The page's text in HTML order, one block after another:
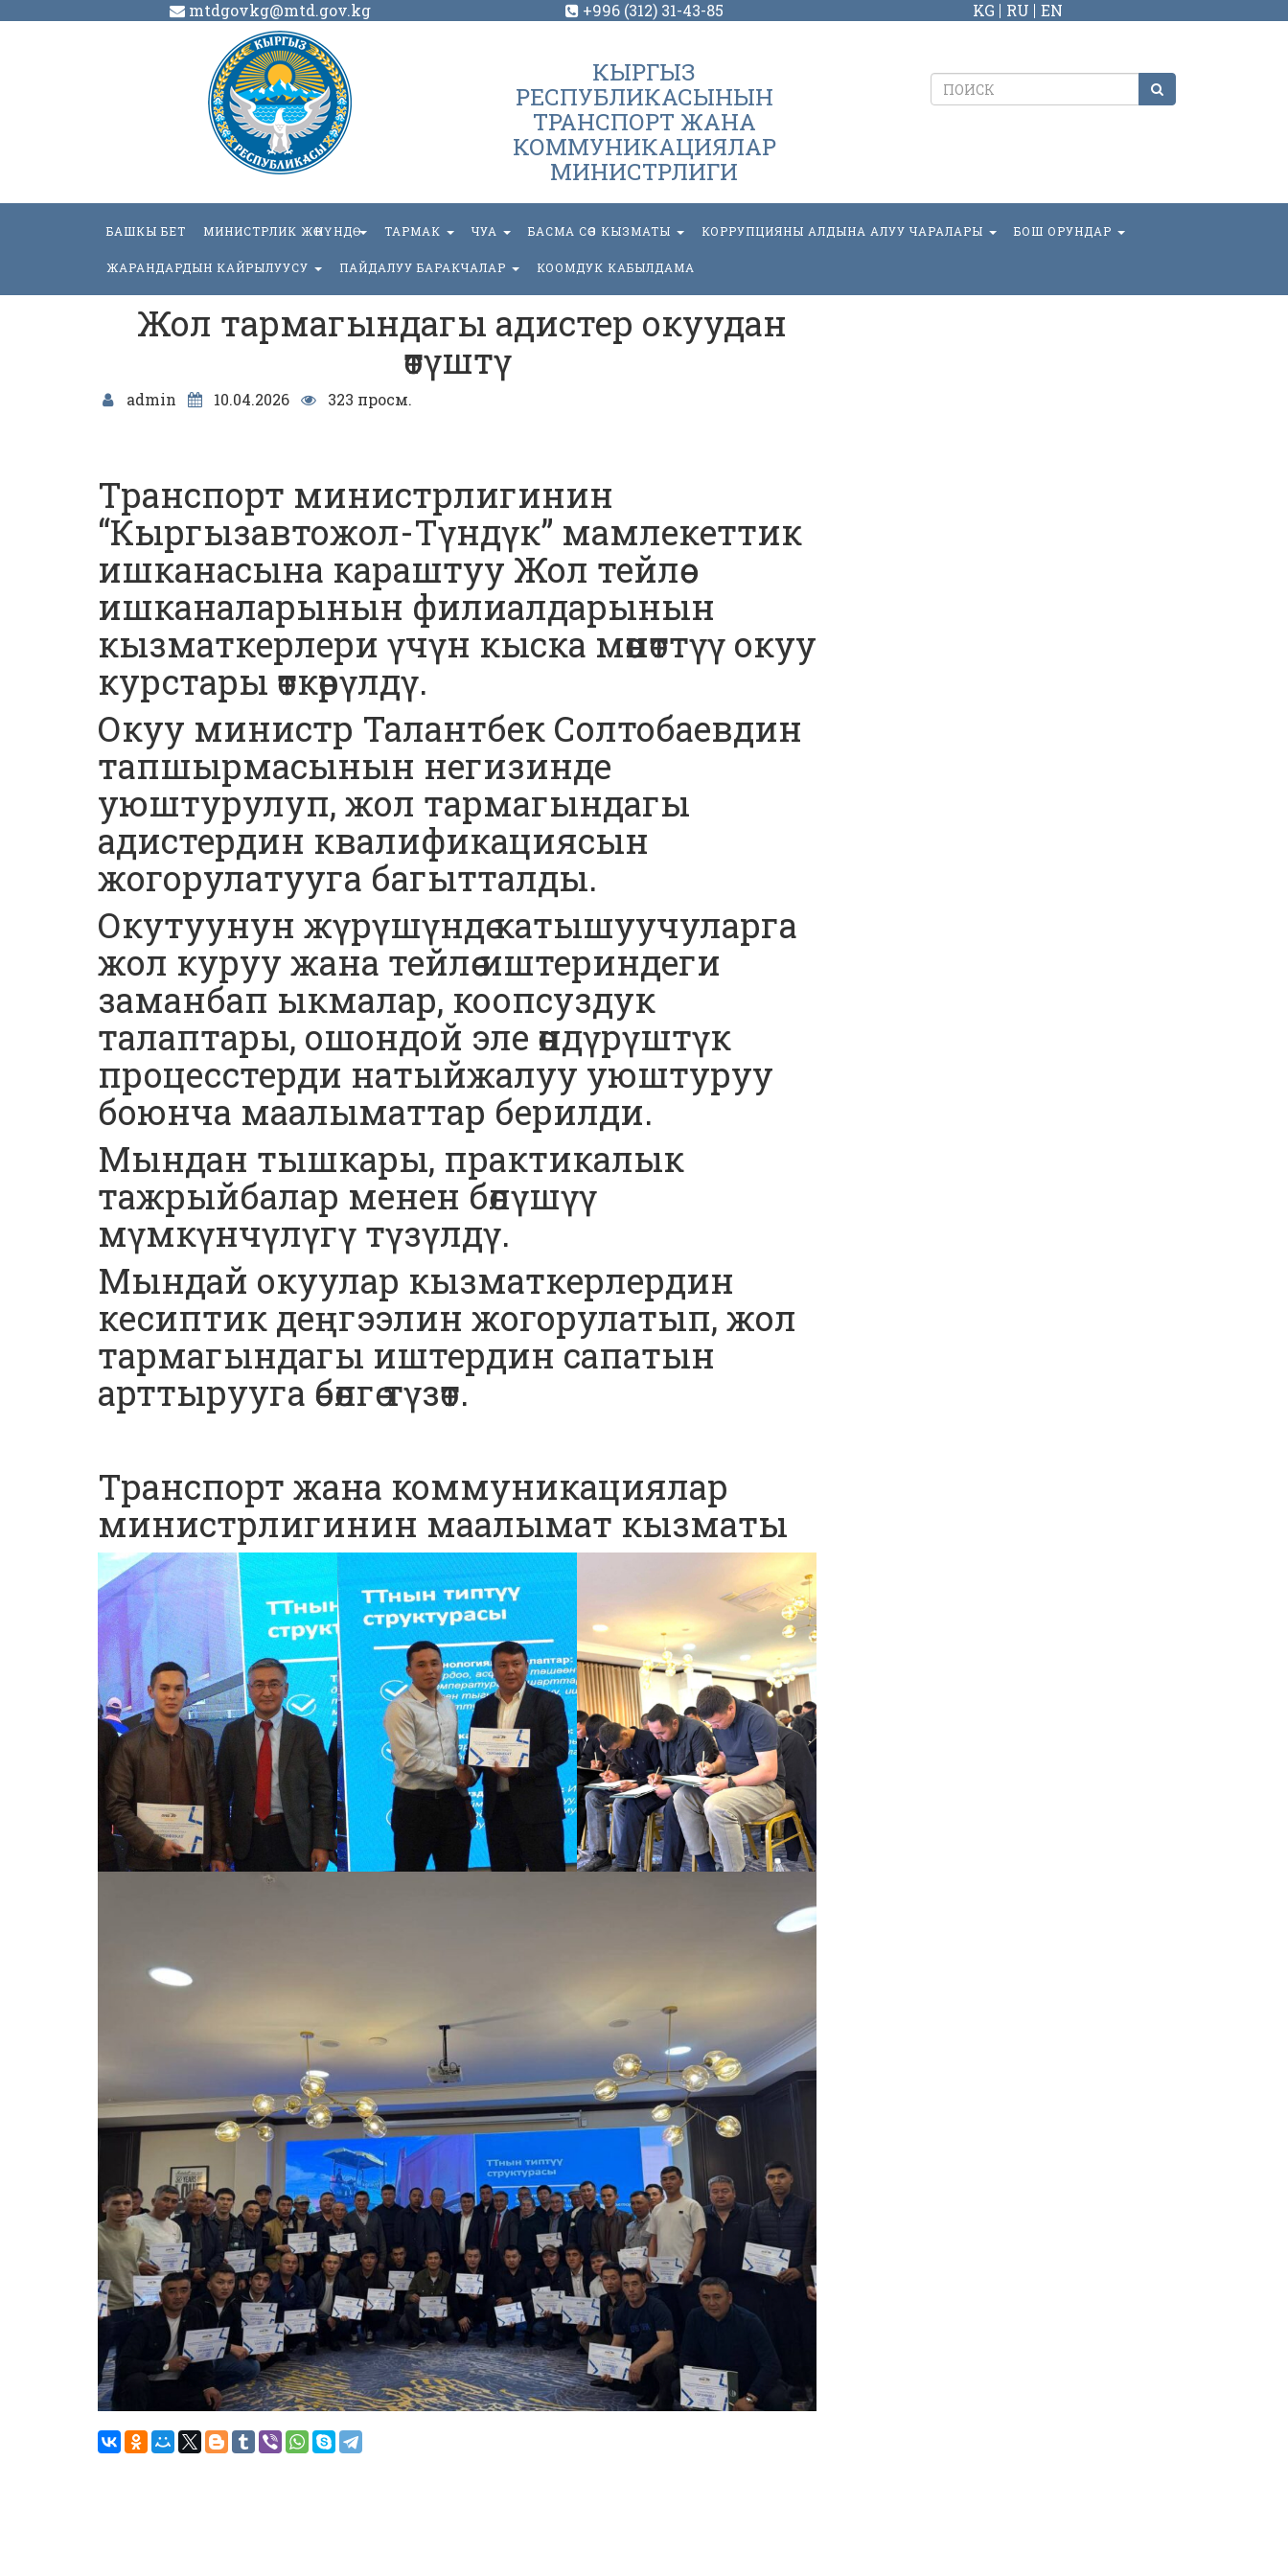
mtdgovkg@mtd.gov.kg +996 (312) 31-43-85 KG RU EN
КЫРГЫЗ
РЕСПУБЛИКАСЫНЫН
ТРАНСПОРТ ЖАНА
КОММУНИКАЦИЯЛАР
МИНИСТРЛИГИ
БАШКЫ БЕТ МИНИСТРЛИК ЖӨНҮНДӨ ТАРМАК ЧУА БАСМА СӨЗ КЫЗМАТЫ КОРРУПЦИЯНЫ АЛДЫНА АЛУУ ЧАРАЛАРЫ БОШ ОРУНДАР
ЖАРАНДАРДЫН КАЙРЫЛУУСУ ПАЙДАЛУУ БАРАКЧАЛАР КООМДУК КАБЫЛДАМА
Жол тармагындагы адистер окуудан
өтүштү
admin 10.04.2026 323 просм.
Транспорт министрлигинин
“Кыргызавтожол-Түндүк” мамлекеттик
ишканасына караштуу Жол тейлөө
ишканаларынын филиалдарынын
кызматкерлери үчүн кыска мөөнөттүү окуу
курстары өткөрүлдү.
Окуу министр Талантбек Солтобаевдин
тапшырмасынын негизинде
уюштурулуп, жол тармагындагы
адистердин квалификациясын
жогорулатууга багытталды.
Окутуунун жүрүшүндө катышуучуларга
жол куруу жана тейлөө иштериндеги
заманбап ыкмалар, коопсуздук
талаптары, ошондой эле өндүрүштүк
процесстерди натыйжалуу уюштуруу
боюнча маалыматтар берилди.
Мындан тышкары, практикалык
тажрыйбалар менен бөлүшүү
мүмкүнчүлүгү түзүлдү.
Мындай окуулар кызматкерлердин
кесиптик деңгээлин жогорулатып, жол
тармагындагы иштердин сапатын
арттырууга өбөлгө түзөт.
Транспорт жана коммуникациялар
министрлигинин маалымат кызматы